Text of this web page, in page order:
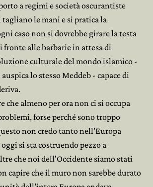
a regimi e società oscurantiste
le mani e si pratica la
caso non si dovrebbe girare la testa
fronte alle barbarie in attesa di
culturale del mondo islamico -
lo stesso Meddeb - capace di
che almeno per ora non ci si occupa
forse perché sono troppo
non credo tanto nell'Europa
si sta costruendo pezzo a
che noi dell'Occidente siamo stati
capire che il muro non sarebbe durato